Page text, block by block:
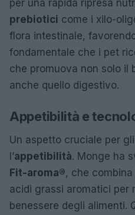
per una rapida ripresa
prebiotici come i xilo-
flora intestinale,
fondamentale che i pet
che promuova non solo il
anche quello digestivo.
Appetibilità e
Un aspetto cruciale per
l’appetibilità. Monge ha
Fit-aroma®, che
acidi grassi aromatici per
benessere degli alimenti.